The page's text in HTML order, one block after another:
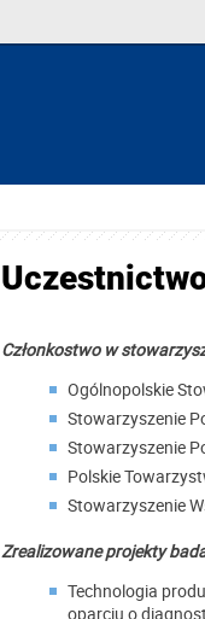
Członkostwo w
Ogólnopolskie
Stowarzyszenie
Stowarzyszenie
Polskie
Stowarzyszenie
Zrealizowane
Technologia
oparciu o